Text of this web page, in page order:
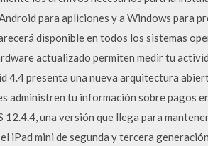
para apliciones y a Windows para
disponible en todos los sistemas
actualizado permiten medir tu
4.4 presenta una nueva arquitectura
administren tu información sobre pagos
12.4.4, una versión que llega para
iPad mini de segunda y tercera